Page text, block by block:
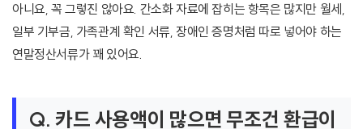
아니요, 꼭 그렇진 않아요. 간소화 자료에 잡히는 항목은 많지만 월세,
일부 기부금, 가족관계 확인 서류, 장애인 증명처럼 따로 넣어야 하는
연말정산서류가 꽤 있어요.
Q. 카드 사용액이 많으면 무조건 환급이